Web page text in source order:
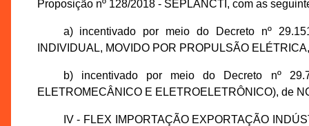
Proposição nº 128/2018 - SEPLANCTI, com as
a) incentivado por meio do Decreto nº
INDIVIDUAL, MOVIDO POR PROPULSÃO
b) incentivado por meio do Decreto nº
ELETROMECÂNICO E ELETROELETRÔNICO), de
IV - FLEX IMPORTAÇÃO EXPORTAÇÃO